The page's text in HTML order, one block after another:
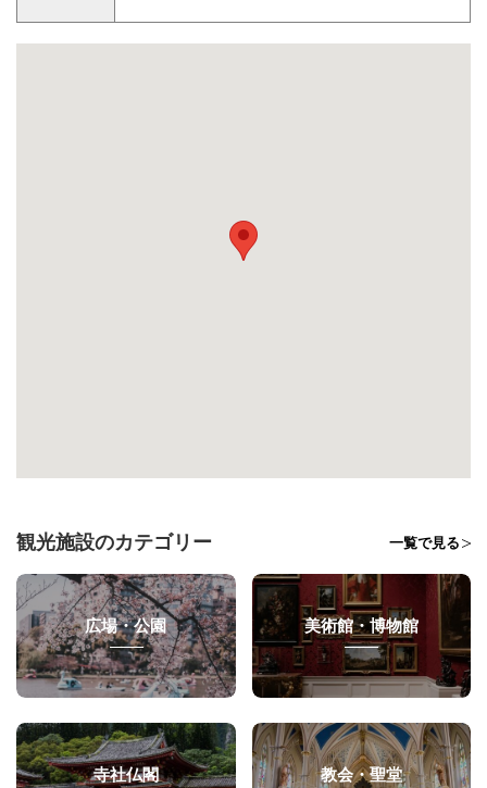
観光施設のカテゴリー 一覧で見る
広場・公園 美術館・博物館
寺社仏閣 教会・聖堂